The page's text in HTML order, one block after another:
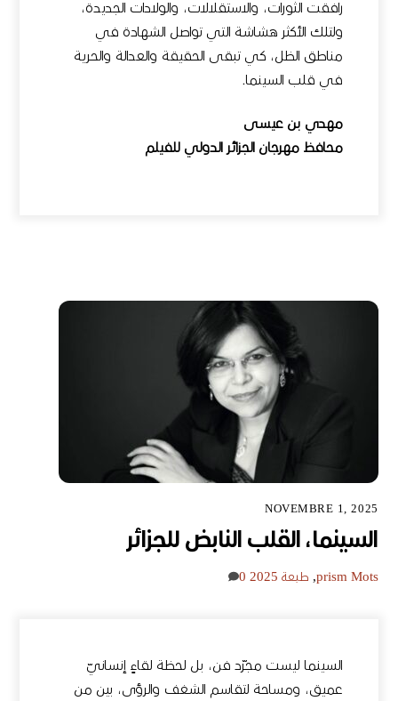
رافقت الثورات، والاستقلالات، والولادات الجديدة،
ولتلك الأكثر هشاشة التي تواصل الشهادة في
مناطق الظل، كي تبقى الحقيقة والعدالة والحرية
في قلب السينما.
مهدي بن عيسى
محافظ مهرجان الجزائر الدولي للفيلم
NOVEMBRE 1, 2025
السينما، القلب النابض للجزائر
prism Mots
, طبعة 2025 0
السينما ليست مجرّد فن، بل لحظة لقاءٍ إنسانيّ
عميق، ومساحة لتقاسم الشغف والرؤى، بين من